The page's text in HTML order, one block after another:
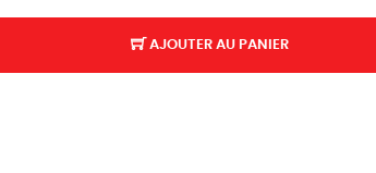
AJOUTER AU PANIER